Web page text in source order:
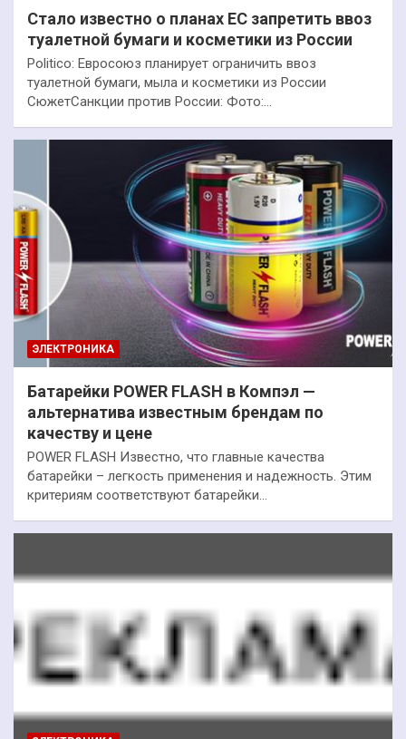
Стало известно о планах ЕС запретить ввоз
туалетной бумаги и косметики из России
Politico: Евросоюз планирует ограничить ввоз
туалетной бумаги, мыла и косметики из России
СюжетСанкции против России: Фото:…
ЭЛЕКТРОНИКА
Батарейки POWER FLASH в Компэл —
альтернатива известным брендам по
качеству и цене
POWER FLASH Известно, что главные качества
батарейки – легкость применения и надежность. Этим
критериям соответствуют батарейки…